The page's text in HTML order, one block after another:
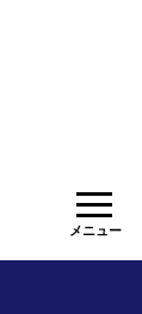
メニュー